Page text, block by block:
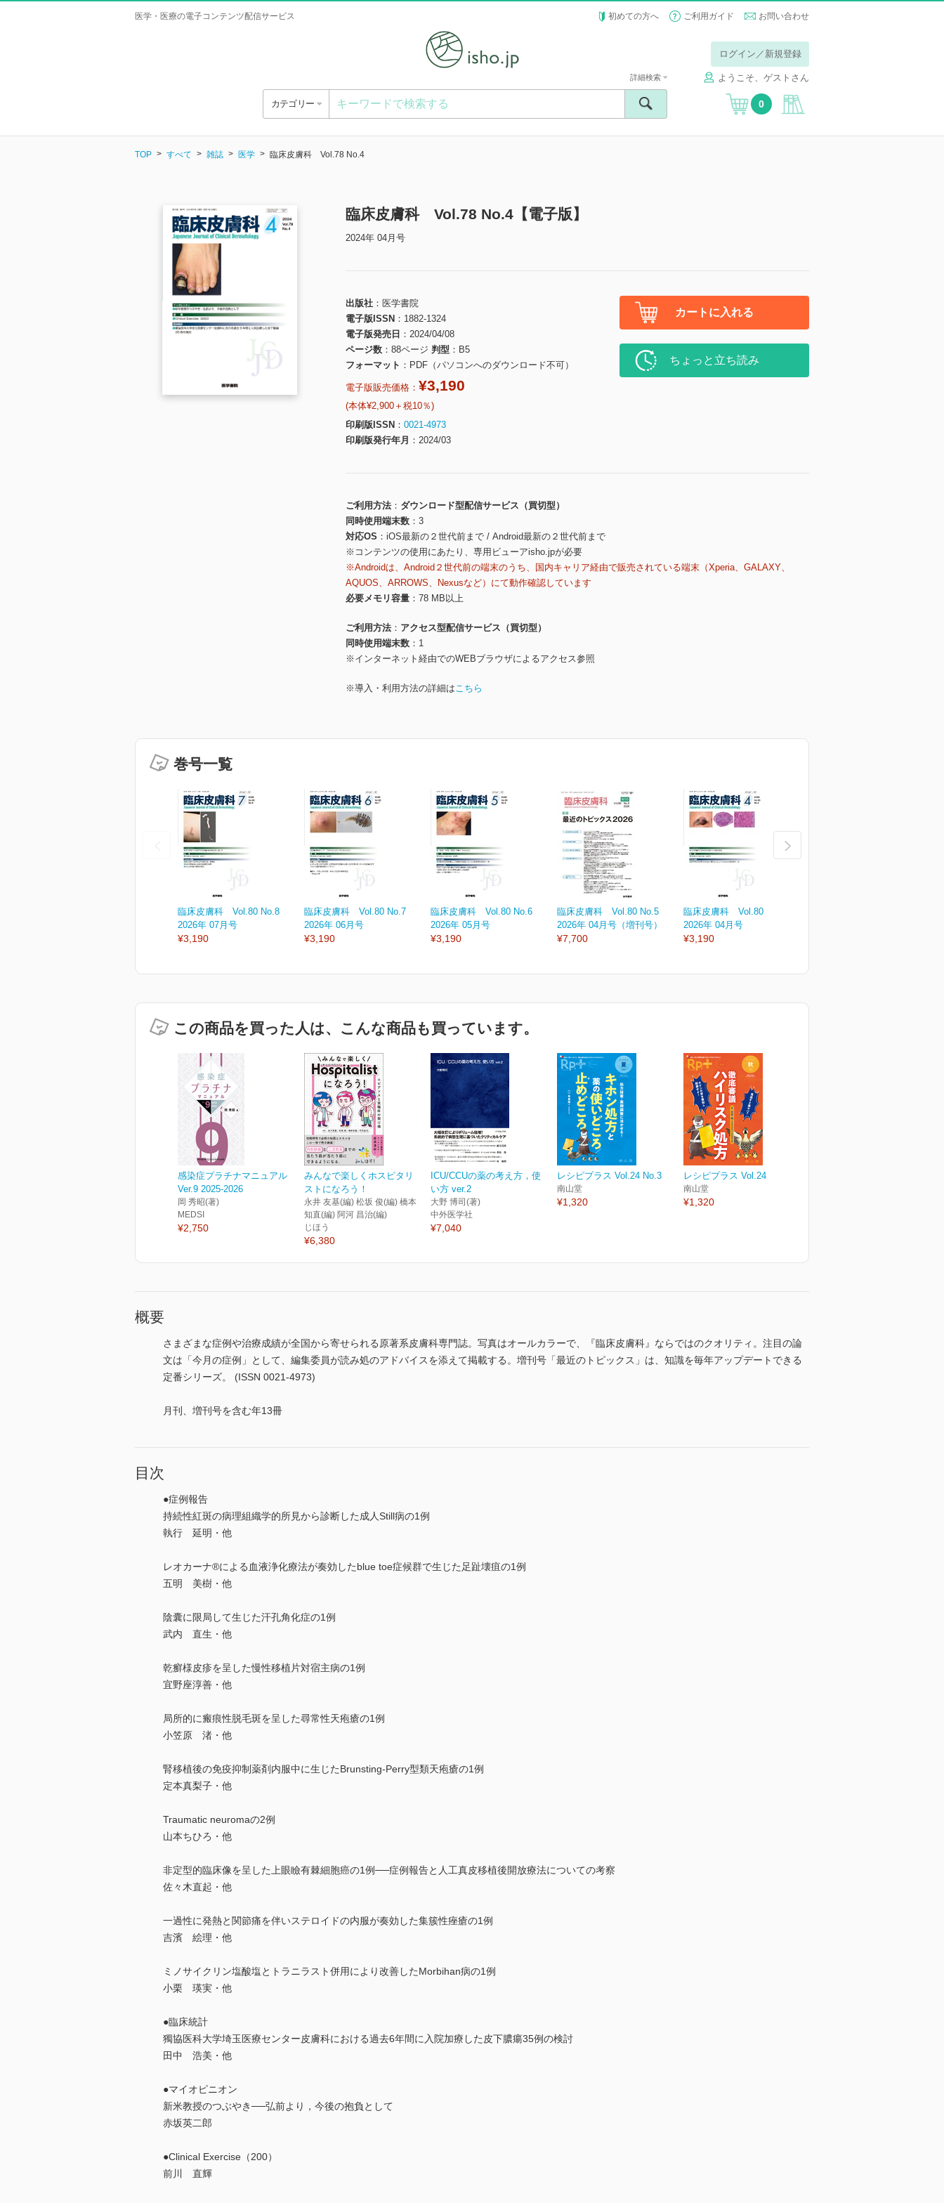
医学・医療の電子コンテンツ配信サービス 初めての方へ ご利用ガイド お問い合わせ
ログイン／新規登録
ようこそ、ゲストさん
カテゴリー
詳細検索
0
TOP すべて 雑誌 医学 臨床皮膚科 Vol.78 No.4
臨床皮膚科 Vol.78 No.4【電子版】
2024年 04月号
出版社
医学書院
電子版ISSN
1882-1324
電子版発売日
2024/04/08
ページ数
88ページ 判型
B5
フォーマット
PDF（パソコンへのダウンロード不可）
電子版販売価格： ¥3,190
(本体¥2,900＋税10％)
印刷版ISSN
0021-4973
印刷版発行年月
2024/03
カートに入れる
ちょっと立ち読み
ご利用方法
ダウンロード型配信サービス（買切型）
同時使用端末数
3
対応OS
iOS最新の２世代前まで / Android最新の２世代前まで
※コンテンツの使用にあたり、専用ビューアisho.jpが必要
※Androidは、Android２世代前の端末のうち、国内キャリア経由で販売されている端末（Xperia、GALAXY、
AQUOS、ARROWS、Nexusなど）にて動作確認しています
必要メモリ容量
78 MB以上
ご利用方法
アクセス型配信サービス（買切型）
同時使用端末数
1
※インターネット経由でのWEBブラウザによるアクセス参照
※導入・利用方法の詳細はこちら
巻号一覧
臨床皮膚科 Vol.80 No.8
2026年 07月号
¥3,190
臨床皮膚科 Vol.80 No.7
2026年 06月号
¥3,190
臨床皮膚科 Vol.80 No.6
2026年 05月号
¥3,190
臨床皮膚科 Vol.80 No.5
2026年 04月号（増刊号）
¥7,700
臨床皮膚科 Vol.80 No.4
2026年 04月号
¥3,190
この商品を買った人は、こんな商品も買っています。
感染症プラチナマニュアル
Ver.9 2025-2026
岡 秀昭(著)
MEDSI
¥2,750
みんなで楽しくホスピタリ
ストになろう！
永井 友基(編) 松坂 俊(編) 橋本
知直(編) 阿河 昌治(編)
じほう
¥6,380
ICU/CCUの薬の考え方，使
い方 ver.2
大野 博司(著)
中外医学社
¥7,040
レシピプラス Vol.24 No.3
南山堂
¥1,320
レシピプラス Vol.24 No.4
南山堂
¥1,320
概要
さまざまな症例や治療成績が全国から寄せられる原著系皮膚科専門誌。写真はオールカラーで、『臨床皮膚科』ならではのクオリティ。注目の論
文は「今月の症例」として、編集委員が読み処のアドバイスを添えて掲載する。増刊号「最近のトピックス」は、知識を毎年アップデートできる
定番シリーズ。 (ISSN 0021-4973)
月刊、増刊号を含む年13冊
目次
●症例報告
持続性紅斑の病理組織学的所見から診断した成人Still病の1例
執行 延明・他
レオカーナ®による血液浄化療法が奏効したblue toe症候群で生じた足趾壊疽の1例
五明 美樹・他
陰囊に限局して生じた汗孔角化症の1例
武内 直生・他
乾癬様皮疹を呈した慢性移植片対宿主病の1例
宜野座淳善・他
局所的に瘢痕性脱毛斑を呈した尋常性天疱瘡の1例
小笠原 渚・他
腎移植後の免疫抑制薬剤内服中に生じたBrunsting-Perry型類天疱瘡の1例
定本真梨子・他
Traumatic neuromaの2例
山本ちひろ・他
非定型的臨床像を呈した上眼瞼有棘細胞癌の1例──症例報告と人工真皮移植後開放療法についての考察
佐々木直起・他
一過性に発熱と関節痛を伴いステロイドの内服が奏効した集簇性痤瘡の1例
吉濱 絵理・他
ミノサイクリン塩酸塩とトラニラスト併用により改善したMorbihan病の1例
小栗 瑛実・他
●臨床統計
獨協医科大学埼玉医療センター皮膚科における過去6年間に入院加療した皮下膿瘍35例の検討
田中 浩美・他
●マイオピニオン
新米教授のつぶやき──弘前より，今後の抱負として
赤坂英二郎
●Clinical Exercise（200）
前川 直輝